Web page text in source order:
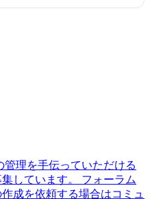
管理を手伝っていただける
しています。
フォーラム
成を依頼する場合はコミュ